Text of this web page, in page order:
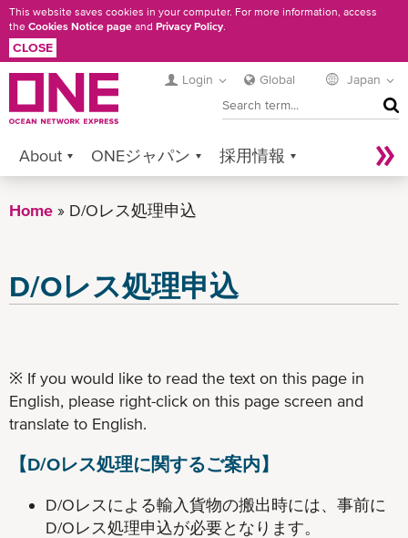
Skip
to
main
content
This website saves cookies in your computer. For more information, access
the Cookies Notice page and Privacy Policy.
CLOSE
Login Global Japan
About ONEジャパン 採用情報
Service Provider Login
Home D/Oレス処理申込
D/Oレス処理申込
※ If you would like to read the text on this page in
English, please right-click on this page screen and
translate to English.
【D/Oレス処理に関するご案内】
D/Oレスによる輸入貨物の搬出時には、事前に
D/Oレス処理申込が必要となります。